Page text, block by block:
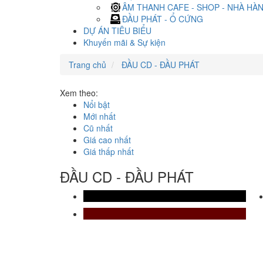
ÂM THANH CAFE - SHOP - NHÀ
ĐẦU PHÁT - Ổ CỨNG
DỰ ÁN TIÊU BIỂU
Khuyến mãi & Sự kiện
Trang chủ
ĐẦU CD - ĐẦU PHÁT
Xem theo:
Nổi bật
Mới nhất
Cũ nhất
Giá cao nhất
Giá thấp nhất
ĐẦU CD - ĐẦU PHÁT